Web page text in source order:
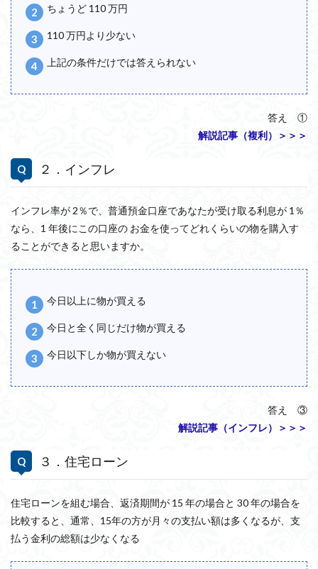
ちょうど 110 万円
110 万円より少ない
上記の条件だけでは答えられない
答え ①
解説記事（複利）＞＞＞
２．インフレ
インフレ率が 2％で、普通預金口座であなたが受け取る利息が 1％
なら、1 年後にこの口座の お金を使ってどれくらいの物を購入す
ることができると思いますか。
今日以上に物が買える
今日と全く同じだけ物が買える
今日以下しか物が買えない
答え ③
解説記事（インフレ）＞＞＞
３．住宅ローン
住宅ローンを組む場合、返済期間が 15 年の場合と 30 年の場合を
比較すると、通常、15年の方が月々の支払い額は多くなるが、支
払う金利の総額は少なくなる